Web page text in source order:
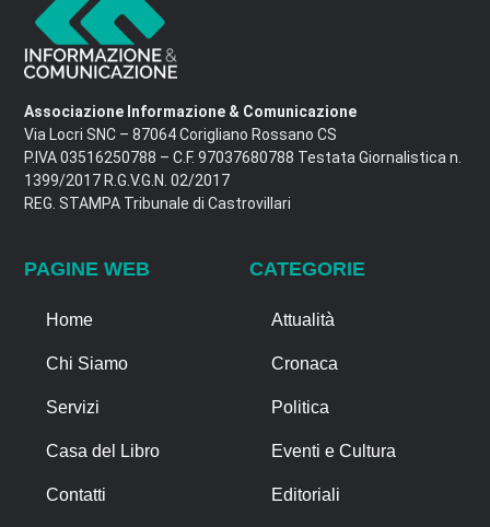
Associazione Informazione & Comunicazione
Via Locri SNC – 87064 Corigliano Rossano CS
P.IVA 03516250788 – C.F. 97037680788 Testata Giornalistica n.
1399/2017 R.G.V.G.N. 02/2017
REG. STAMPA Tribunale di Castrovillari
PAGINE WEB
Home
Chi Siamo
Servizi
Casa del Libro
Contatti
CATEGORIE
Attualità
Cronaca
Politica
Eventi e Cultura
Editoriali